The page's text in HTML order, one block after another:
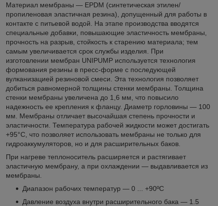
Материал мембраны — EPDM (синтетическая этилен/
пропиленовая эластичная резина), допущенный для работы в
контакте с питьевой водой. На этапе производства вводятся
специальные добавки, повышающие эластичность мембраны,
прочность на разрыв, стойкость к старению материала; тем
самым увеличивается срок службы изделия. При
изготовлении мембран UNIPUMP используется технология
формования резины в пресс-форме с последующей
вулканизацией резиновой смеси. Эта технология позволяет
добиться равномерной толщины стенки мембраны. Толщина
стенки мембраны увеличена до 1,6 мм, что повысило
надежность ее крепления к фланцу. Диаметр горловины — 100
мм. Мембраны отличает высочайшая степень прочности и
эластичности. Температура рабочей жидкости может достигать
+95°С, что позволяет использовать мембраны не только для
гидроаккумуляторов, но и для расширительных баков.
При нагреве теплоноситель расширяется и растягивает
эластичную мембрану, а при охлаждении — выдавливается из
мембраны.
Диапазон рабочих температур — 0 ... +90ºС
Давление воздуха внутри расширительного бака — 1.5